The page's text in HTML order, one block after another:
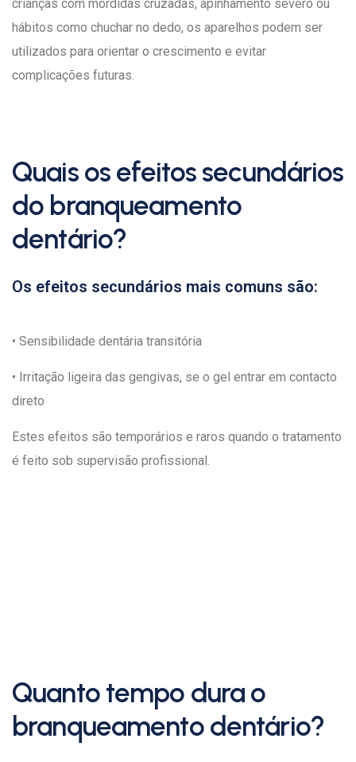
crianças com mordidas cruzadas, apinhamento severo ou
hábitos como chuchar no dedo, os aparelhos podem ser
utilizados para orientar o crescimento e evitar
complicações futuras.
Quais os efeitos secundários
do branqueamento
dentário?
Os efeitos secundários mais comuns são:
• Sensibilidade dentária transitória
• Irritação ligeira das gengivas, se o gel entrar em contacto
direto
Estes efeitos são temporários e raros quando o tratamento
é feito sob supervisão profissional.
Quanto tempo dura o
branqueamento dentário?